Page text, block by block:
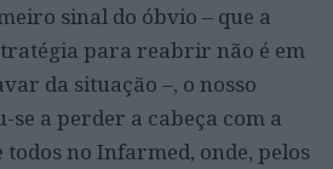
sinal do óbvio – que a
para reabrir não é em
da situação –, o nosso
a perder a cabeça com a
no Infarmed, onde, pelos